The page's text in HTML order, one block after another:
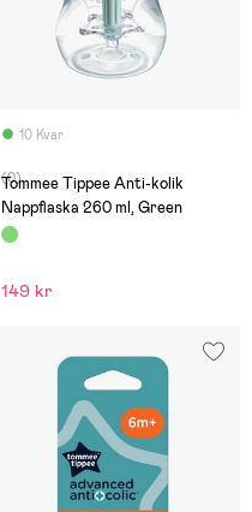
10 Kvar
(0)
Tommee Tippee Anti-kolik
Nappflaska 260 ml, Green
149 kr